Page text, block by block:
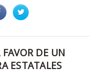
DE UN
ESTATALES